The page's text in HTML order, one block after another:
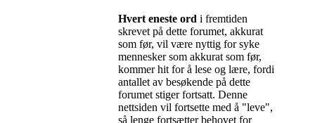
Hvert eneste ord i fremtiden
skrevet på dette forumet, akkurat
som før, vil være nyttig for syke
mennesker som akkurat som før,
kommer hit for å lese og lære, fordi
antallet av besøkende på dette
forumet stiger fortsatt. Denne
nettsiden vil fortsette med å "leve",
så lenge fortsætter behovet for